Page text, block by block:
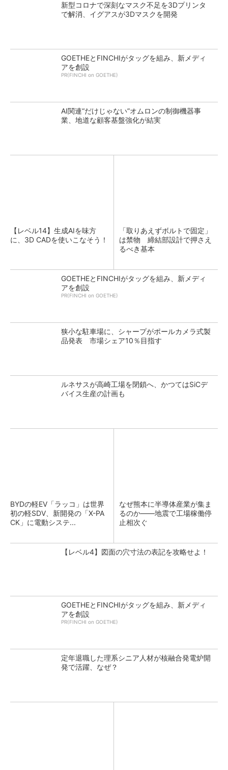
新型コロナで深刻なマスク不足を3Dプリンタ
で解消、イグアスが3Dマスクを開発
GOETHEとFINCHIがタッグを組み、新メディ
アを創設
PR(FINCHI on GOETHE)
AI関連“だけじゃない”オムロンの制御機器事
業、地道な顧客基盤強化が結実
【レベル14】生成AIを味方
に、3D CADを使いこなそう！
「取りあえずボルトで固定」
は禁物 締結部設計で押さえ
るべき基本
GOETHEとFINCHIがタッグを組み、新メディ
アを創設
PR(FINCHI on GOETHE)
狭小な駐車場に、シャープがポールカメラ式製
品発表 市場シェア10％目指す
ルネサスが高崎工場を閉鎖へ、かつてはSiCデ
バイス生産の計画も
BYDの軽EV「ラッコ」は世界
初の軽SDV、新開発の「X-PA
CK」に電動システ...
なぜ熊本に半導体産業が集ま
るのか――地震で工場稼働停
止相次ぐ
【レベル4】図面の穴寸法の表記を攻略せよ！
GOETHEとFINCHIがタッグを組み、新メディ
アを創設
PR(FINCHI on GOETHE)
定年退職した理系シニア人材が核融合発電炉開
発で活躍、なぜ？